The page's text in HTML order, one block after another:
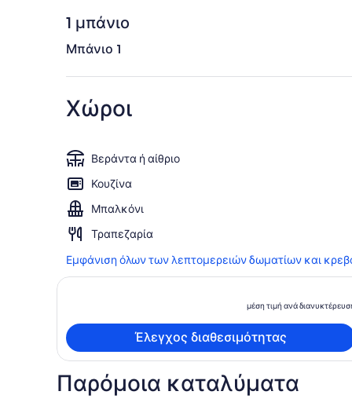
1 μπάνιο
Μπάνιο 1
Χώροι
Βεράντα ή αίθριο
Κουζίνα
Μπαλκόνι
Τραπεζαρία
Εμφάνιση όλων των λεπτομερειών δωματίων και
μέση τιμή ανά
Έλεγχος διαθεσιμότητας
Παρόμοια καταλύματα